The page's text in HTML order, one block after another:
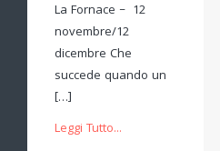
La Fornace – 12
novembre/12
dicembre Che
succede quando un
[…]
Leggi Tutto...